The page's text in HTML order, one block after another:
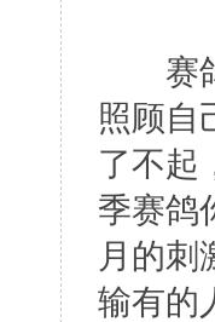
赛鸽
照顾自
了不起
季赛鸽
月的刺
输有的